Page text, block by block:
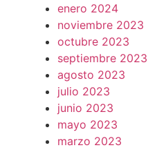
enero 2024
noviembre 2023
octubre 2023
septiembre 2023
agosto 2023
julio 2023
junio 2023
mayo 2023
marzo 2023